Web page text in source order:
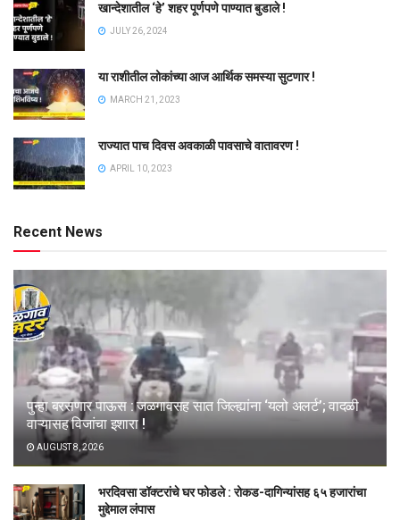
खान्देशातील ‘हे’ शहर पूर्णपणे पाण्यात बुडाले !
JULY 26, 2024
या राशीतील लोकांच्या आज आर्थिक समस्या सुटणार !
MARCH 21, 2023
राज्यात पाच दिवस अवकाळी पावसाचे वातावरण !
APRIL 10, 2023
Recent News
पुन्हा बरसणार पाऊस : जळगावसह सात जिल्ह्यांना ‘यलो अलर्ट’; वादळी
वाऱ्यासह विजांचा इशारा !
AUGUST 8, 2026
भरदिवसा डॉक्टरांचे घर फोडले : रोकड-दागिन्यांसह ६५ हजारांचा
मुद्देमाल लंपास